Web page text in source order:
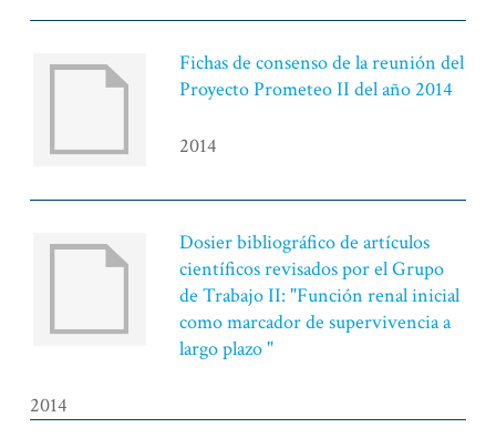
Fichas de consenso de la reunión del
Proyecto Prometeo II del año 2014
2014
Dosier bibliográfico de artículos
científicos revisados por el Grupo
de Trabajo II: "Función renal inicial
como marcador de supervivencia a
largo plazo "
2014